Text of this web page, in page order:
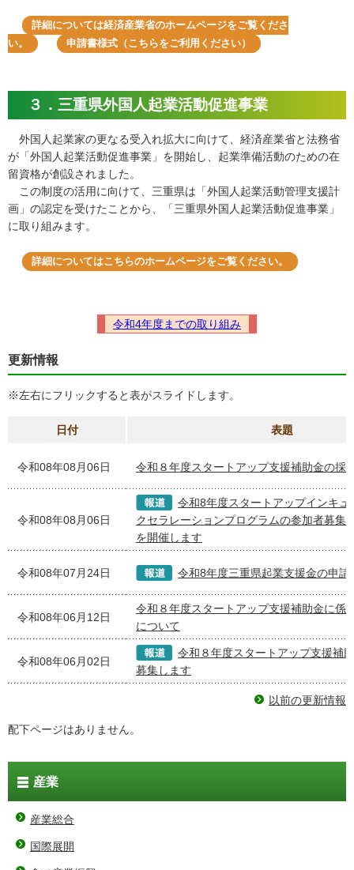
詳細については経済産業省のホームページをご覧くださ
い。
申請書様式（こちらをご利用ください）
３．三重県外国人起業活動促進事業
外国人起業家の更なる受入れ拡大に向けて、経済産業省と法務省
が「外国人起業活動促進事業」を開始し、起業準備活動のための在
留資格が創設されました。
この制度の活用に向けて、三重県は「外国人起業活動管理支援計
画」の認定を受けたことから、「三重県外国人起業活動促進事業」
に取り組みます。
詳細についてはこちらのホームページをご覧ください。
令和4年度までの取り組み
更新情報
※左右にフリックすると表がスライドします。
日付 表題
令和08年08月06日 令和８年度スタートアップ支援補助金の採
令和08年08月06日
令和8年度スタートアップインキュ
クセラレーションプログラムの参加者募集
を開催します
令和08年07月24日 令和8年度三重県起業支援金の申請
令和08年06月12日
令和８年度スタートアップ支援補助金に係
について
令和08年06月02日
令和８年度スタートアップ支援補
募集します
以前の更新情報
配下ページはありません。
産業
産業総合
国際展開